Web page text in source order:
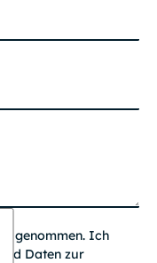
genommen. Ich
Daten zur